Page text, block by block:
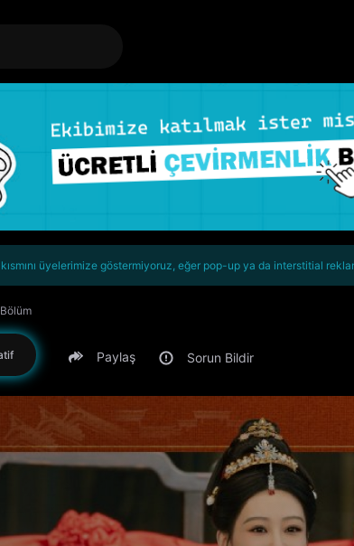
kısmını üyelerimize göstermiyoruz, eğer pop-up ya da interstitial
Paylaş Sorun Bildir